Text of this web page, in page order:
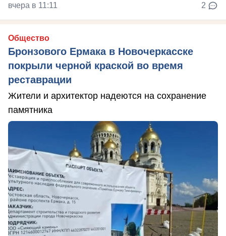
вчера в 11:11 2
Общество
Бронзового Ермака в Новочеркасске
покрыли черной краской во время
реставрации
Жители и архитектор надеются на сохранение
памятника